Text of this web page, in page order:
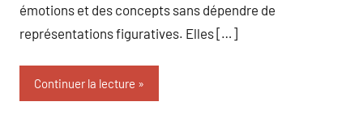
émotions et des concepts sans dépendre de
représentations figuratives. Elles […]
Continuer la lecture